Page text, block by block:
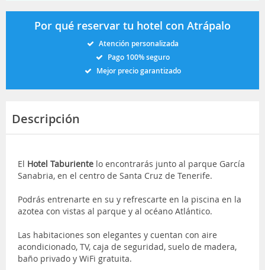
Por qué reservar tu hotel con Atrápalo
Atención personalizada
Pago 100% seguro
Mejor precio garantizado
Descripción
El Hotel Taburiente lo encontrarás junto al parque García
Sanabria, en el centro de Santa Cruz de Tenerife.
Podrás entrenarte en su y refrescarte en la piscina en la
azotea con vistas al parque y al océano Atlántico.
Las habitaciones son elegantes y cuentan con aire
acondicionado, TV, caja de seguridad, suelo de madera,
baño privado y WiFi gratuita.